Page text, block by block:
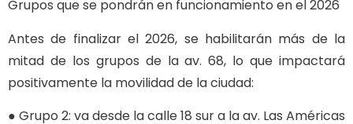
Grupos que se pondrán en funcionamiento en el 2026
Antes de finalizar el 2026, se habilitarán más de la
mitad de los grupos de la av. 68, lo que impactará
positivamente la movilidad de la ciudad:
● Grupo 2: va desde la calle 18 sur a la av. Las Américas